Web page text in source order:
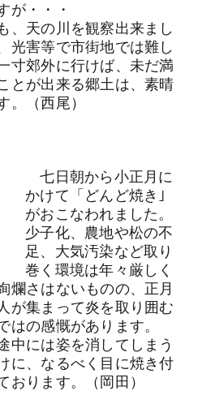
が・・・
、天の川を観察出来まし
光害等で市街地では難し
寸郊外に行けば、未だ満
とが出来る郷土は、素晴
。（西尾）
七日朝から小正月に
かけて「どんど焼き｣
がおこなわれました。
少子化、農地や松の不
足、大気汚染など取り
巻く環境は年々厳しく
爛さはないものの、正月
が集まって炎を取り囲む
はの感慨があります。
には姿を消してしまう
に、なるべく目に焼き付
おります。（岡田）